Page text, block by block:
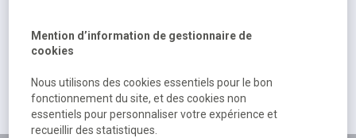
500
excuser pour la gêne occasionée.
Retour Retour à l'accueil
Mention d’information de gestionnaire de
cookies
Nous utilisons des cookies essentiels pour le bon
fonctionnement du site, et des cookies non
essentiels pour personnaliser votre expérience et
recueillir des statistiques.